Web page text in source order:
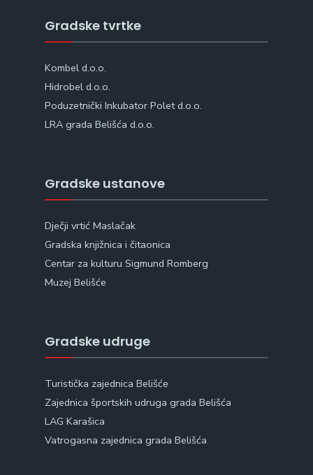
Gradske tvrtke
Kombel d.o.o.
Hidrobel d.o.o.
Poduzetnički Inkubator Polet d.o.o.
LRA grada Belišća d.o.o.
Gradske ustanove
Dječji vrtić Maslačak
Gradska knjižnica i čitaonica
Centar za kulturu Sigmund Romberg
Muzej Belišće
Gradske udruge
Turistička zajednica Belišće
Zajednica športskih udruga grada Belišća
LAG Karašica
Vatrogasna zajednica grada Belišća